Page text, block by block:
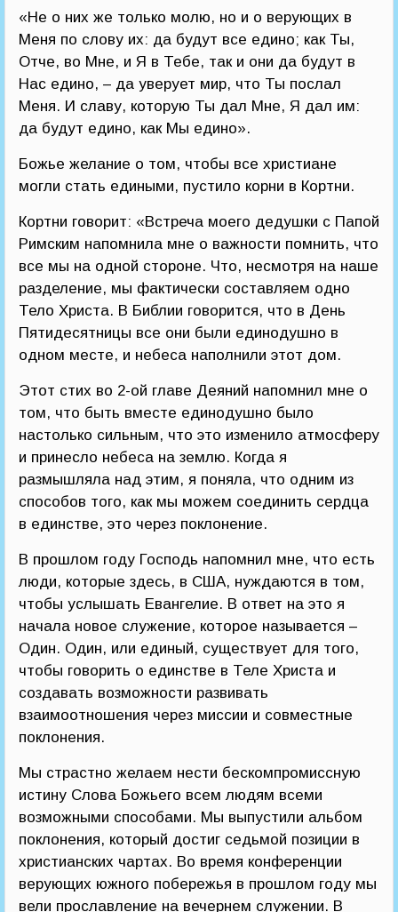
«Не о них же только молю, но и о верующих в
Меня по слову их: да будут все едино; как Ты,
Отче, во Мне, и Я в Тебе, так и они да будут в
Нас едино, – да уверует мир, что Ты послал
Меня. И славу, которую Ты дал Мне, Я дал им:
да будут едино, как Мы едино».
Божье желание о том, чтобы все христиане
могли стать едиными, пустило корни в Кортни.
Кортни говорит: «Встреча моего дедушки с Папой
Римским напомнила мне о важности помнить, что
все мы на одной стороне. Что, несмотря на наше
разделение, мы фактически составляем одно
Тело Христа. В Библии говорится, что в День
Пятидесятницы все они были единодушно в
одном месте, и небеса наполнили этот дом.
Этот стих во 2-ой главе Деяний напомнил мне о
том, что быть вместе единодушно было
настолько сильным, что это изменило атмосферу
и принесло небеса на землю. Когда я
размышляла над этим, я поняла, что одним из
способов того, как мы можем соединить сердца
в единстве, это через поклонение.
В прошлом году Господь напомнил мне, что есть
люди, которые здесь, в США, нуждаются в том,
чтобы услышать Евангелие. В ответ на это я
начала новое служение, которое называется –
Один. Один, или единый, существует для того,
чтобы говорить о единстве в Теле Христа и
создавать возможности развивать
взаимоотношения через миссии и совместные
поклонения.
Мы страстно желаем нести бескомпромиссную
истину Слова Божьего всем людям всеми
возможными способами. Мы выпустили альбом
поклонения, который достиг седьмой позиции в
христианских чартах. Во время конференции
верующих южного побережья в прошлом году мы
вели прославление на вечернем служении. В